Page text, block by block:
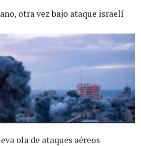
otra vez bajo ataque israelí
ola de ataques aéreos